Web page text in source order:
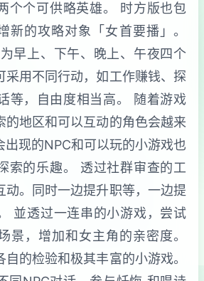
个个可供略英雄。 时方版也包
新的攻略对象「女首要播」。
早上、下午、晚上、午夜四个
采用不同行动，如工作赚钱、探
等，自由度相当高。 随着游戏
的地区和可以互动的角色会越来
出现的NPC和可以玩的小游戏也
索的乐趣。 透过社群审查的工
动。同时一边提升职等，一边提
並透过一连串的小游戏，尝试
景，增加和女主角的亲密度。
的检验和极其丰富的小游戏。